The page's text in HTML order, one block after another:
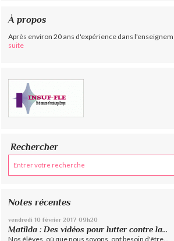
À propos
Après environ 20 ans d'expérience dans
suite
Rechercher
Notes récentes
vendredi 10 février 2017 09h20
Matilda : Des vidéos pour lutter contre la...
Nos élèves, où que nous soyons, ont besoin d'être...